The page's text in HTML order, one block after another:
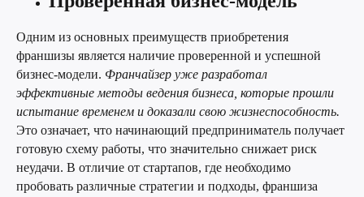
Одним из основных преимуществ приобретения
франшизы является наличие проверенной и успешной
бизнес-модели. Франчайзер уже разработал
эффективные методы ведения бизнеса, которые прошли
испытание временем и доказали свою жизнеспособность.
Это означает, что начинающий предприниматель получает
готовую схему работы, что значительно снижает риск
неудачи. В отличие от стартапов, где необходимо
пробовать различные стратегии и подходы, франшиза